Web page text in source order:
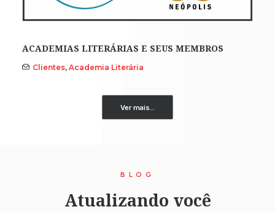
ACADEMIAS LITERÁRIAS E SEUS MEMBROS
Clientes, Academia Literária
Ver mais...
BLOG
Atualizando você